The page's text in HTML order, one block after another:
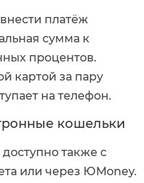
платёж
сумма к
процентов.
картой за пару
на телефон.
кошельки
также с
или через ЮMoney.